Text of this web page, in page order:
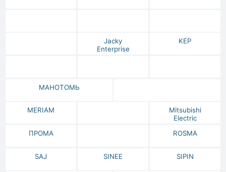
Jacky
Enterprise
KEP
МАНОТОМЬ
MERIAM
Mitsubishi
Electric
ПРОМА
ROSMA
SAJ SINEE SIPIN